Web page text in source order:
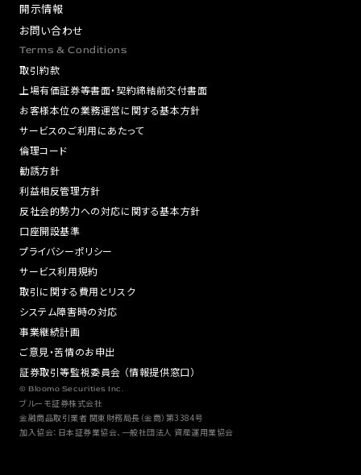
開示情報
お問い合わせ
Terms & Conditions
取引約款
上場有価証券等書面・契約締結前交付書面
お客様本位の業務運営に関する基本方針
サービスのご利用にあたって
倫理コード
勧誘方針
利益相反管理方針
反社会的勢力への対応に関する基本方針
口座開設基準
プライバシーポリシー
サービス利用規約
取引に関する費用とリスク
システム障害時の対応
事業継続計画
ご意見・苦情のお申出
証券取引等監視委員会 （情報提供窓口）
© Bloomo Securities Inc.
ブルーモ証券株式会社
金融商品取引業者 関東財務局長（金商）第3384号
加入協会：日本証券業協会、一般社団法人 資産運用業協会